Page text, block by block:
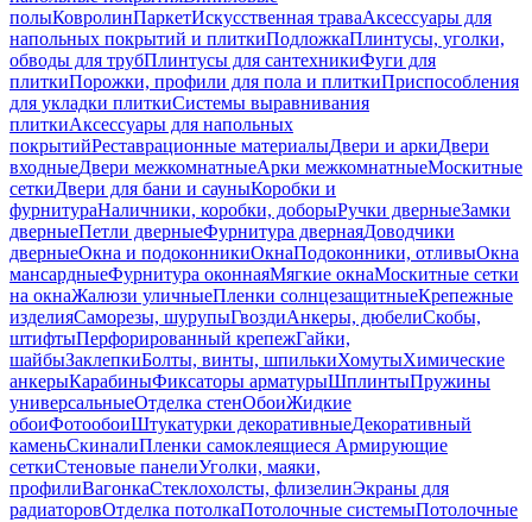
полыКовролинПаркетИскусственная траваАксессуары для
напольных покрытий и плиткиПодложкаПлинтусы, уголки,
обводы для трубПлинтусы для сантехникиФуги для
плиткиПорожки, профили для пола и плиткиПриспособления
для укладки плиткиСистемы выравнивания
плиткиАксессуары для напольных
покрытийРеставрационные материалыДвери и аркиДвери
входныеДвери межкомнатныеАрки межкомнатныеМоскитные
сеткиДвери для бани и сауныКоробки и
фурнитураНаличники, коробки, доборыРучки дверныеЗамки
дверныеПетли дверныеФурнитура двернаяДоводчики
дверныеОкна и подоконникиОкнаПодоконники, отливыОкна
мансардныеФурнитура оконнаяМягкие окнаМоскитные сетки
на окнаЖалюзи уличныеПленки солнцезащитныеКрепежные
изделияСаморезы, шурупыГвоздиАнкеры, дюбелиСкобы,
штифтыПерфорированный крепежГайки,
шайбыЗаклепкиБолты, винты, шпилькиХомутыХимические
анкерыКарабиныФиксаторы арматурыШплинтыПружины
универсальныеОтделка стенОбоиЖидкие
обоиФотообоиШтукатурки декоративныеДекоративный
каменьСкиналиПленки самоклеящиеся Армирующие
сеткиСтеновые панелиУголки, маяки,
профилиВагонкаСтеклохолсты, флизелинЭкраны для
радиаторовОтделка потолкаПотолочные системыПотолочные